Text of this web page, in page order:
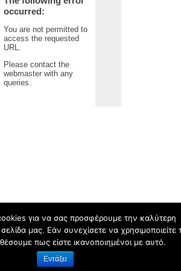
schoolpress.sch.gr
|Δήλωση προσβασιμότητας
για να σας προσφέρουμε την καλύτερη
μας. Εάν συνεχίσετε να χρησιμοποιείτε
πως είστε ικανοποιημένοι με αυτό.
Εντάξει